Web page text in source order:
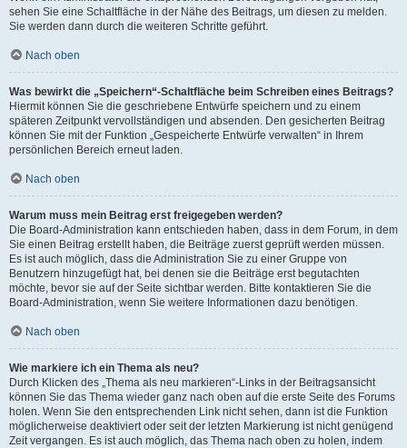
sehen Sie eine Schaltfläche in der Nähe des Beitrags, um diesen zu melden.
Sie werden dann durch die weiteren Schritte geführt.
Nach oben
Was bewirkt die „Speichern“-Schaltfläche beim Schreiben eines Beitrags?
Hiermit können Sie die geschriebene Entwürfe speichern und zu einem
späteren Zeitpunkt vervollständigen und absenden. Den gesicherten Beitrag
können Sie mit der Funktion „Gespeicherte Entwürfe verwalten“ in Ihrem
persönlichen Bereich erneut laden.
Nach oben
Warum muss mein Beitrag erst freigegeben werden?
Die Board-Administration kann entschieden haben, dass in dem Forum, in dem
Sie einen Beitrag erstellt haben, die Beiträge zuerst geprüft werden müssen.
Es ist auch möglich, dass die Administration Sie zu einer Gruppe von
Benutzern hinzugefügt hat, bei denen sie die Beiträge erst begutachten
möchte, bevor sie auf der Seite sichtbar werden. Bitte kontaktieren Sie die
Board-Administration, wenn Sie weitere Informationen dazu benötigen.
Nach oben
Wie markiere ich ein Thema als neu?
Durch Klicken des „Thema als neu markieren“-Links in der Beitragsansicht
können Sie das Thema wieder ganz nach oben auf die erste Seite des Forums
holen. Wenn Sie den entsprechenden Link nicht sehen, dann ist die Funktion
möglicherweise deaktiviert oder seit der letzten Markierung ist nicht genügend
Zeit vergangen. Es ist auch möglich, das Thema nach oben zu holen, indem